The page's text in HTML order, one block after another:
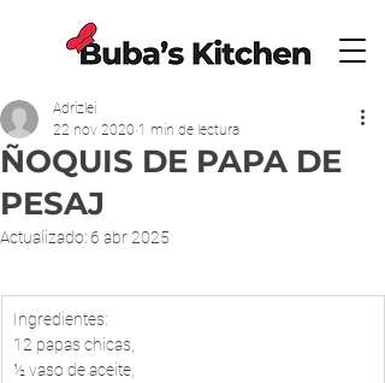
ÑOQUIS DE PAPA DE
PESAJ
Adrizlei
22 nov 2020 1 min de lectura
Actualizado: 6 abr 2025
​Ingredientes:
12 papas chicas,
½ vaso de aceite,